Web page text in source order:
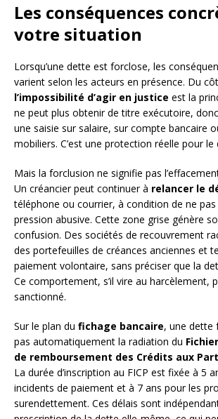
Les conséquences
votre situation
Lorsqu’une dette est forclose, les
varient selon les acteurs en présence. Du
l’impossibilité d’agir en justice est la
ne peut plus obtenir de titre exécutoire,
une saisie sur salaire, sur compte bancaire
mobiliers. C’est une protection réelle pour le
Mais la forclusion ne signifie pas
Un créancier peut continuer à relancer le
téléphone ou courrier, à condition de ne pas
pression abusive. Cette zone grise génère
confusion. Des sociétés de recouvrement
des portefeuilles de créances anciennes et
paiement volontaire, sans préciser que la
Ce comportement, s’il vire au harcèlement,
sanctionné.
Sur le plan du fichage bancaire, une dette
pas automatiquement la radiation du
de remboursement des Crédits aux
La durée d’inscription au FICP est fixée à 5
incidents de paiement et à 7 ans pour les
surendettement. Ces délais sont